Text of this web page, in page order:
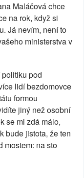
Maláčová chce
na rok, když si
Já nevím, není to
ministerstva v
pod
lidí bezdomovce
formou
jiný než osobní
se mi zdá málo,
bude jistota, že ten
mostem: na sto